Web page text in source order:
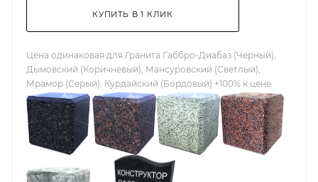
КУПИТЬ В 1 КЛИК
Цена одинаковая для Гранита Габбро-Диабаз (Черный),
Дымовский (Коричневый), Мансуровский (Светлый),
Мрамор (Серый). Курдайский (Бордовый) +100% к цене.